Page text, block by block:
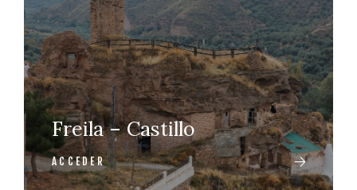
Freila – Castillo
ACCEDER